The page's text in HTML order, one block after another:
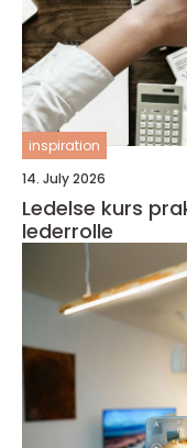
inspiration
14. July 2026
Ledelse kurs praktisk veien til tryggere
lederrolle